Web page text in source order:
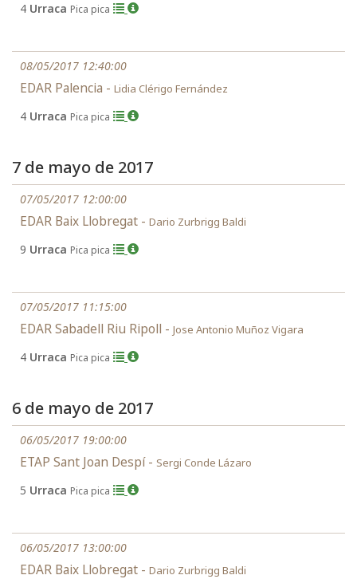
4 Urraca Pica pica
08/05/2017 12:40:00
EDAR Palencia - Lidia Clérigo Fernández
4 Urraca Pica pica
7 de mayo de 2017
07/05/2017 12:00:00
EDAR Baix Llobregat - Dario Zurbrigg Baldi
9 Urraca Pica pica
07/05/2017 11:15:00
EDAR Sabadell Riu Ripoll - Jose Antonio Muñoz Vigara
4 Urraca Pica pica
6 de mayo de 2017
06/05/2017 19:00:00
ETAP Sant Joan Despí - Sergi Conde Lázaro
5 Urraca Pica pica
06/05/2017 13:00:00
EDAR Baix Llobregat - Dario Zurbrigg Baldi